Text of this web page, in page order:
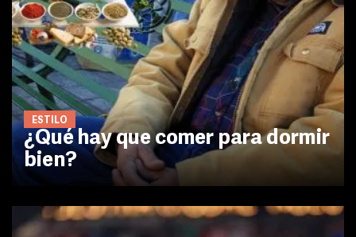
ESTILO
¿Qué hay que comer para dormir
bien?